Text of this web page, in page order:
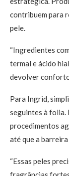
contribuem para
pele.
“Ingredientes
termal e ácido
devolver conforto
Para Ingrid,
seguintes à folia.
procedimentos
até que a
“Essas peles